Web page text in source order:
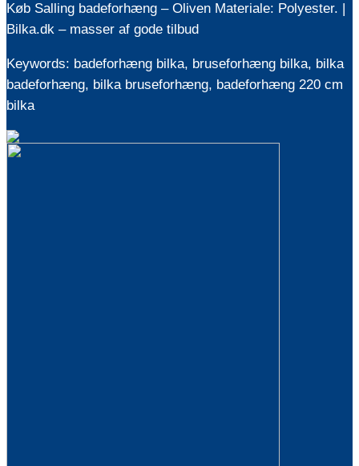
Køb Salling badeforhæng – Oliven Materiale: Polyester. |
Bilka.dk – masser af gode tilbud
Keywords: badeforhæng bilka, bruseforhæng bilka, bilka
badeforhæng, bilka bruseforhæng, badeforhæng 220 cm
bilka